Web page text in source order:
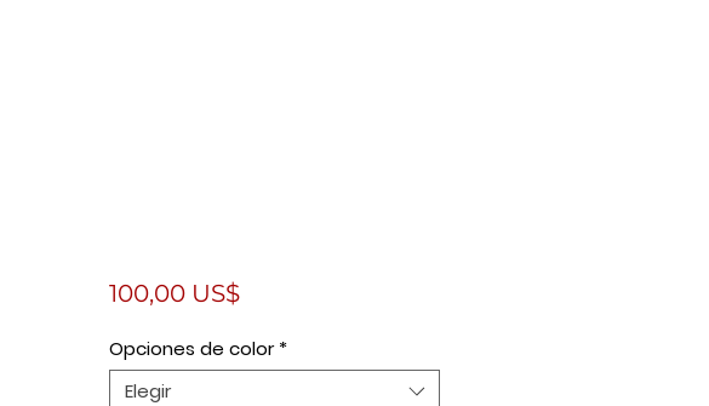
100,00 US$Precio
Opciones de color *
Elegir